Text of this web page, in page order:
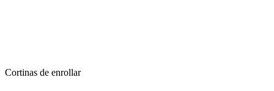
Cortinas de enrollar